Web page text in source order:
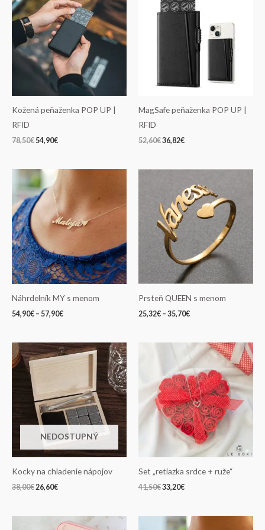
Kožená peňaženka POP UP |
RFID
78,50€
bola:
78,50€.
54,90€
je:
54,90€.
MagSafe peňaženka POP UP |
RFID
52,60€
bola:
52,60€.
36,82€
je:
36,82€.
Náhrdelník MY s menom
54,90€ – 57,90€
54,90€
through
57,90€
Prsteň QUEEN s menom
25,32€ – 35,70€
range:
25,32€
through
35,70€
NEDOSTUPNÝ
Kocky na chladenie nápojov
38,00€
Pôvodná
cena
26,60€
Aktuálna
cena
Set „retiazka srdce + ruže“
41,50€
Pôvodná
41,50€.
33,20€
Aktuálna
cena
je:
33,20€.
PôvodnáAktuálna
Price